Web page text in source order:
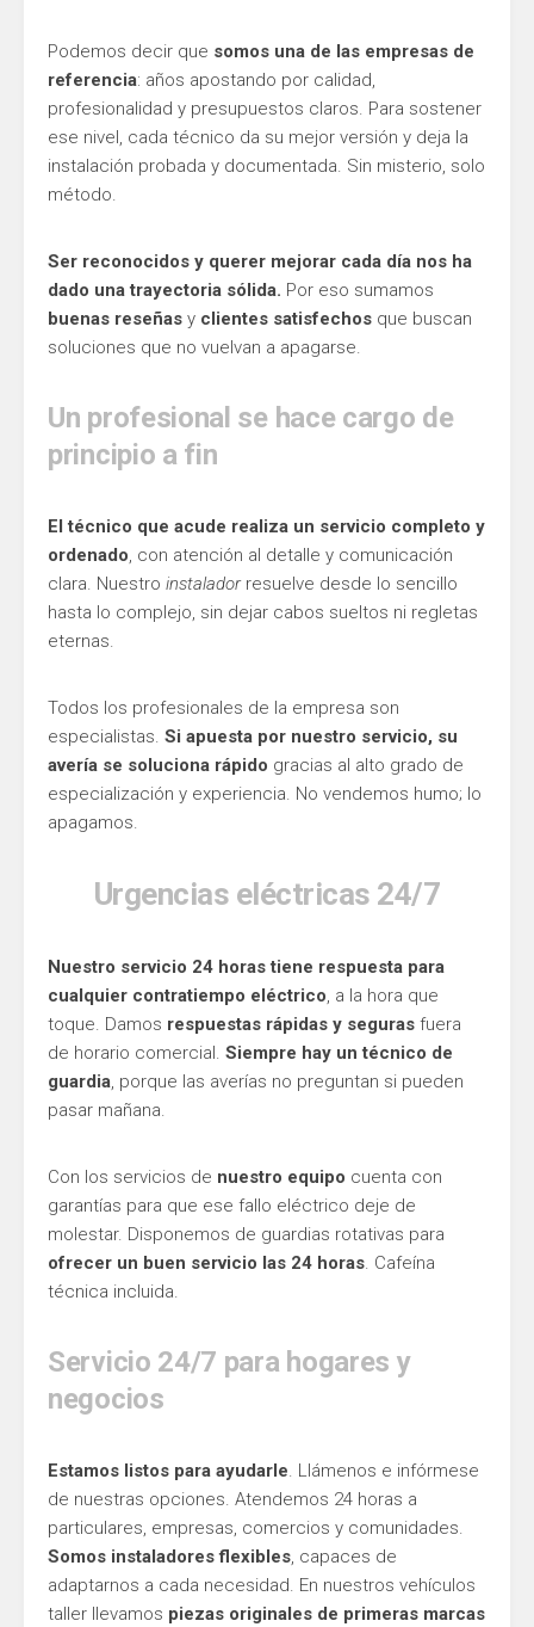
Podemos decir que somos una de las empresas de
referencia: años apostando por calidad,
profesionalidad y presupuestos claros. Para sostener
ese nivel, cada técnico da su mejor versión y deja la
instalación probada y documentada. Sin misterio, solo
método.
Ser reconocidos y querer mejorar cada día nos ha
dado una trayectoria sólida. Por eso sumamos
buenas reseñas y clientes satisfechos que buscan
soluciones que no vuelvan a apagarse.
Un profesional se hace cargo de
principio a fin
El técnico que acude realiza un servicio completo y
ordenado, con atención al detalle y comunicación
clara. Nuestro instaladorresuelve desde lo sencillo
hasta lo complejo, sin dejar cabos sueltos ni regletas
eternas.
Todos los profesionales de la empresa son
especialistas. Si apuesta por nuestro servicio, su
avería se soluciona rápido gracias al alto grado de
especialización y experiencia. No vendemos humo; lo
apagamos.
Urgencias eléctricas 24/7
Nuestro servicio 24 horas tiene respuesta para
cualquier contratiempo eléctrico, a la hora que
toque. Damos respuestas rápidas y seguras fuera
de horario comercial. Siempre hay un técnico de
guardia, porque las averías no preguntan si pueden
pasar mañana.
Con los servicios de nuestro equipo cuenta con
garantías para que ese fallo eléctrico deje de
molestar. Disponemos de guardias rotativas para
ofrecer un buen servicio las 24 horas. Cafeína
técnica incluida.
Servicio 24/7 para hogares y
negocios
Estamos listos para ayudarle. Llámenos e infórmese
de nuestras opciones. Atendemos 24 horas a
particulares, empresas, comercios y comunidades.
Somos instaladores flexibles, capaces de
adaptarnos a cada necesidad. En nuestros vehículos
taller llevamos piezas originales de primeras marcas